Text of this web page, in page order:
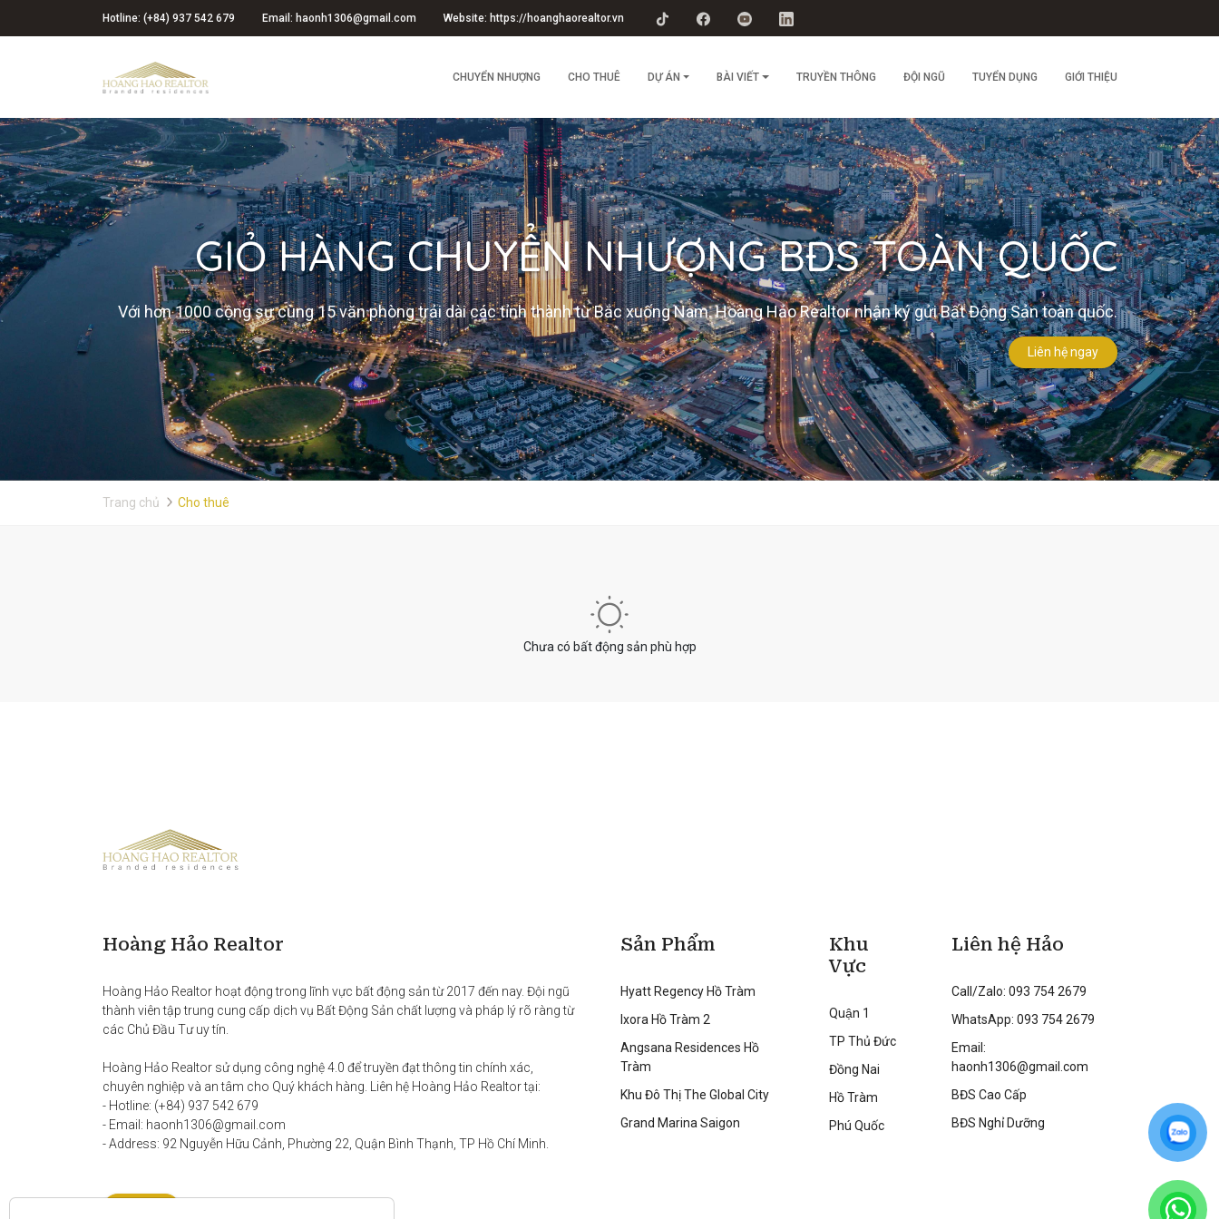
Hotline: (+84) 937 542 679 Email: haonh1306@gmail.com Website: https://hoanghaorealtor.vn
CHUYỂN NHƯỢNG CHO THUÊ DỰ ÁN BÀI VIẾT TRUYỀN THÔNG ĐỘI NGŨ TUYỂN DỤNG GIỚI THIỆU
GIỎ HÀNG CHUYỂN NHƯỢNG BĐS TOÀN QUỐC
Với hơn 1000 cộng sự cùng 15 văn phòng trải dài các tỉnh thành từ Bắc xuống Nam. Hoàng Hảo Realtor nhận ký gửi Bất Động Sản toàn quốc.
Liên hệ ngay
Trang chủ Cho thuê
Chưa có bất động sản phù hợp
Hoàng Hảo Realtor
Hoàng Hảo Realtor hoạt động trong lĩnh vực bất động sản từ 2017 đến nay. Đội ngũ
thành viên tập trung cung cấp dịch vụ Bất Động Sản chất lượng và pháp lý rõ ràng từ
các Chủ Đầu Tư uy tín.
Hoàng Hảo Realtor sử dụng công nghệ 4.0 để truyền đạt thông tin chính xác,
chuyên nghiệp và an tâm cho Quý khách hàng. Liên hệ Hoàng Hảo Realtor tại:
- Hotline: (+84) 937 542 679
- Email: haonh1306@gmail.com
- Address: 92 Nguyễn Hữu Cảnh, Phường 22, Quận Bình Thạnh, TP Hồ Chí Minh.
Sản Phẩm
Hyatt Regency Hồ Tràm
Ixora Hồ Tràm 2
Angsana Residences Hồ
Tràm
Khu Đô Thị The Global City
Grand Marina Saigon
Khu
Vực
Quận 1
TP Thủ Đức
Đồng Nai
Hồ Tràm
Phú Quốc
Liên hệ Hảo
Call/Zalo: 093 754 2679
WhatsApp: 093 754 2679
Email:
haonh1306@gmail.com
BĐS Cao Cấp
BĐS Nghỉ Dưỡng